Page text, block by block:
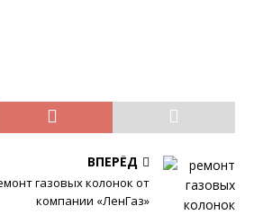
ВПЕРЁД
газовых колонок от
компании «ЛенГаз»